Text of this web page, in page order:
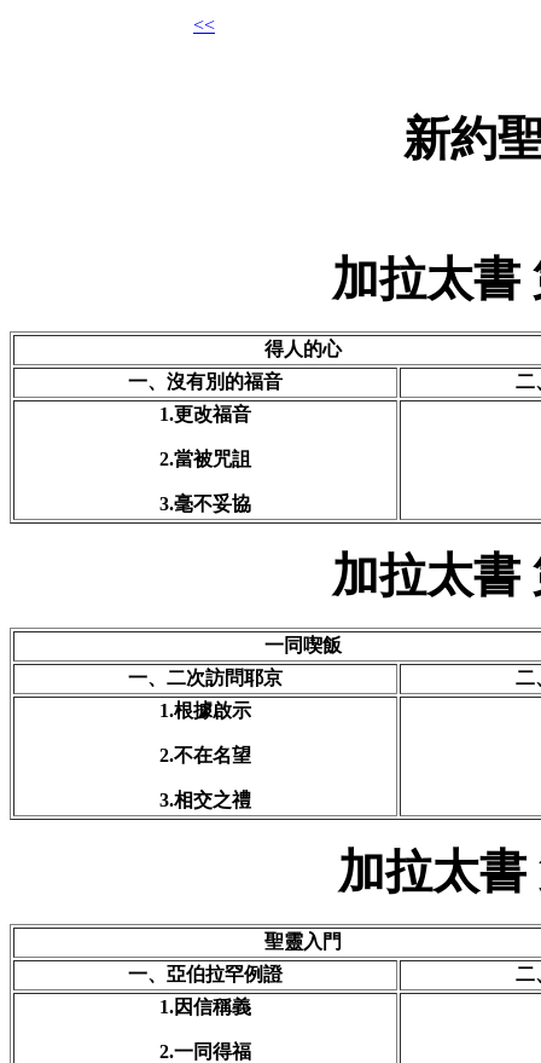
<<
新約
加拉太書
得人的心
一、沒有別的福音
二
1.更改福音
2.當被咒詛
3.毫不妥協
加拉太書
一同喫飯
一、二次訪問耶京
二
1.根據啟示
2.不在名望
3.相交之禮
加拉太書
聖靈入門
一、亞伯拉罕例證
二
1.因信稱義
2.一同得福